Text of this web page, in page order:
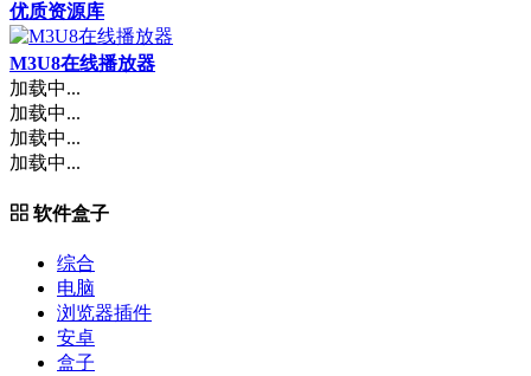
优质资源库
M3U8在线播放器
加载中...
加载中...
加载中...
加载中...
软件盒子
综合
电脑
浏览器插件
安卓
盒子